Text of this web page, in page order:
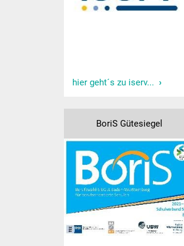
Sekretariat
Kollegium
Pädag.
hier geht´s zu iserv...
BoriS Gütesiegel